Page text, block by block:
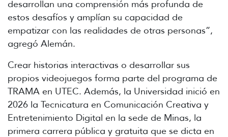
desarrollan una comprensión más profunda de
estos desafíos y amplían su capacidad de
empatizar con las realidades de otras personas”,
agregó Alemán.
Crear historias interactivas o desarrollar sus
propios videojuegos forma parte del programa de
TRAMA en UTEC. Además, la Universidad inició en
2026 la Tecnicatura en Comunicación Creativa y
Entretenimiento Digital en la sede de Minas, la
primera carrera pública y gratuita que se dicta en